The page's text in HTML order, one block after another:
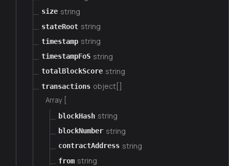
size string
stateRoot string
timestamp string
timestampFoS string
totalBlockScore string
transactions object[]
Array [
blockHash string
blockNumber string
contractAddress string
from string